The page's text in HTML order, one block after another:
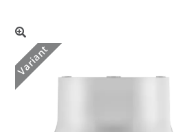
Variant